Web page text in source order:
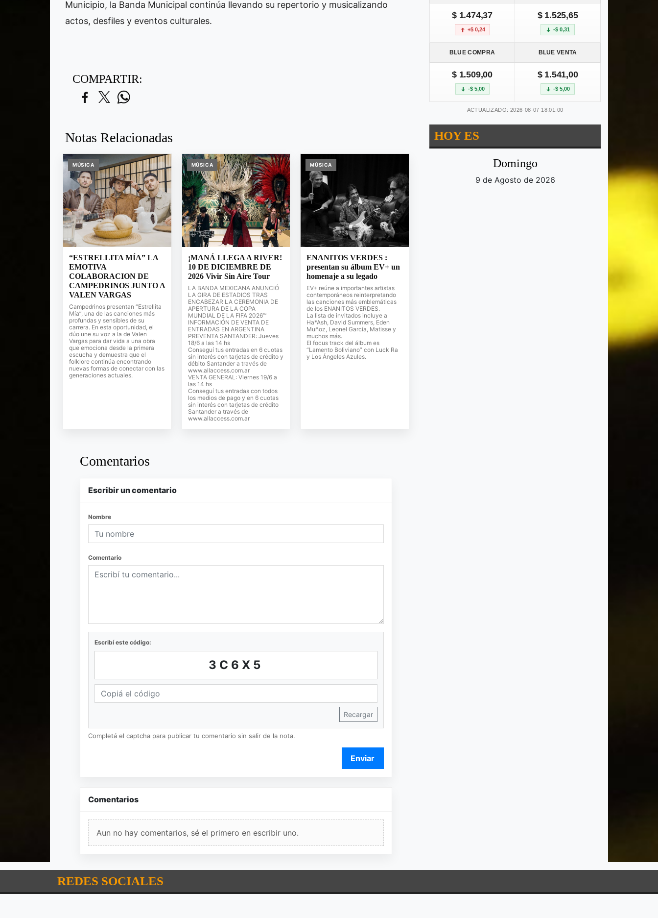
Municipio, la Banda Municipal continúa llevando su repertorio y musicalizando
actos, desfiles y eventos culturales.
COMPARTIR:
Notas Relacionadas
MÚSICA
“ESTRELLITA MÍA” LA
EMOTIVA
COLABORACION DE
CAMPEDRINOS JUNTO A
VALEN VARGAS
Campedrinos presentan “Estrellita
Mía”, una de las canciones más
profundas y sensibles de su
carrera. En esta oportunidad, el
dúo une su voz a la de Valen
Vargas para dar vida a una obra
que emociona desde la primera
escucha y demuestra que el
folklore continúa encontrando
nuevas formas de conectar con las
generaciones actuales.
MÚSICA
¡MANÁ LLEGA A RIVER!
10 DE DICIEMBRE DE
2026 Vivir Sin Aire Tour
LA BANDA MEXICANA ANUNCIÓ
LA GIRA DE ESTADIOS TRAS
ENCABEZAR LA CEREMONIA DE
APERTURA DE LA COPA
MUNDIAL DE LA FIFA 2026™
INFORMACIÓN DE VENTA DE
ENTRADAS EN ARGENTINA
PREVENTA SANTANDER: Jueves
18/6 a las 14 hs
Conseguí tus entradas en 6 cuotas
sin interés con tarjetas de crédito y
débito Santander a través de
www.allaccess.com.ar
VENTA GENERAL: Viernes 19/6 a
las 14 hs
Conseguí tus entradas con todos
los medios de pago y en 6 cuotas
sin interés con tarjetas de crédito
Santander a través de
www.allaccess.com.ar
MÚSICA
ENANITOS VERDES :
presentan su álbum EV+ un
homenaje a su legado
EV+ reúne a importantes artistas
contemporáneos reinterpretando
las canciones más emblemáticas
de los ENANITOS VERDES.
La lista de invitados incluye a
Ha*Ash, David Summers, Eden
Muñoz, Leonel García, Matisse y
muchos más.
El focus track del álbum es
“Lamento Boliviano” con Luck Ra
y Los Ángeles Azules.
Comentarios
Escribir un comentario
Nombre
Comentario
Escribí este código:
3C6X5
Recargar
Completá el captcha para publicar tu comentario sin salir de la nota.
Enviar
Comentarios
Aun no hay comentarios, sé el primero en escribir uno.
$ 1.474,37
+$ 0,24
$ 1.525,65
-$ 0,31
BLUE COMPRA BLUE VENTA
$ 1.509,00
-$ 5,00
$ 1.541,00
-$ 5,00
ACTUALIZADO: 2026-08-07 18:01:00
HOY ES
Domingo
9 de Agosto de 2026
REDES SOCIALES